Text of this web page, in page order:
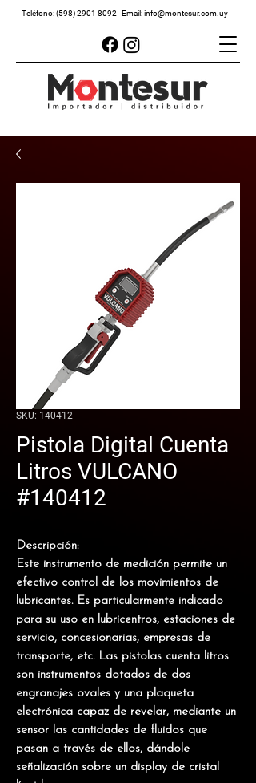
Teléfono:(598) 2901 8092 Email:info@montesur.com.uy
SKU: 140412
Pistola Digital Cuenta
Litros VULCANO
#140412
Descripción:
Este instrumento de medición permite un
efectivo control de los movimientos de
lubricantes. Es particularmente indicado
para su uso en lubricentros, estaciones de
servicio, concesionarias, empresas de
transporte, etc. Las pistolas cuenta litros
son instrumentos dotados de dos
engranajes ovales y una plaqueta
electrónica capaz de revelar, mediante un
sensor las cantidades de fluidos que
pasan a través de ellos, dándole
señalización sobre un display de cristal